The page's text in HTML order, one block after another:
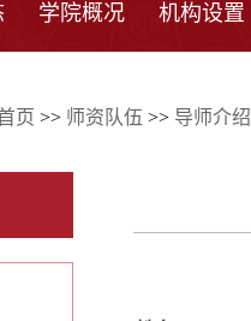
学院概况 机构设置
页 >> 师资队伍 >> 导师介绍